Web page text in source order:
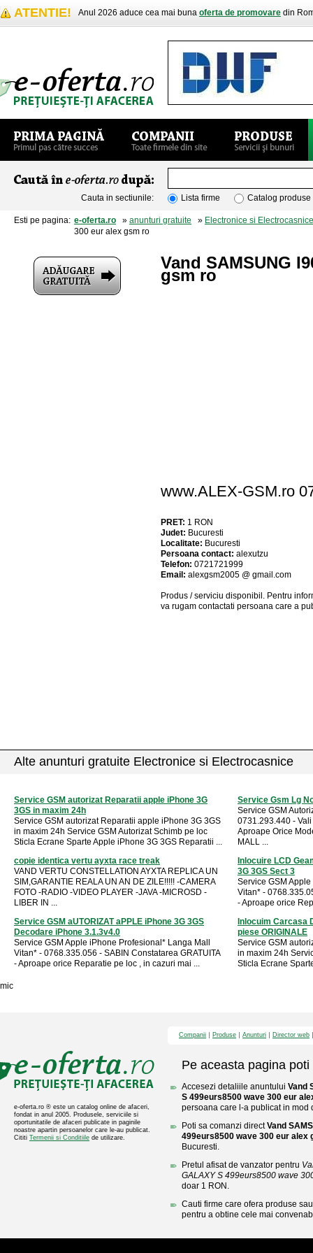
ATENTIE! Anul 2026 aduce cea mai buna oferta de promovare din
Cauta in sectiunile: Lista firme Catalog produse
Esti pe pagina: e-oferta.ro » anunturi gratuite » Electronice si Electrocasnice
300 eur alex gsm ro
Vand SAMSUNG
gsm ro
www.ALEX-GSM.ro
PRET: 1 RON
Judet: Bucuresti
Localitate: Bucuresti
Persoana contact: alexutzu
Telefon: 0721721999
Email: alexgsm2005 @ gmail.com
Produs / serviciu disponibil . Pentru
va rugam contactati persoana care a
Alte anunturi gratuite Electronice si Electrocasnice
Service GSM autorizat Reparatii apple iPhone 3G
3GS in maxim 24h
Service GSM autorizat Reparatii apple iPhone 3G 3GS
in maxim 24h Service GSM Autorizat Schimb pe loc
Sticla Ecrane Sparte Apple iPhone 3G 3GS Reparatii ...
Service Gsm Lg
Service GSM
0731.293.440 -
Aproape Orice
MALL ...
copie identica vertu ayxta race treak
VAND VERTU CONSTELLATION AYXTA REPLICA UN
SIM,GARANTIE REALA UN AN DE ZILE!!!!! -CAMERA
FOTO -RADIO -VIDEO PLAYER -JAVA -MICROSD -
LIBER IN ...
Inlocuire LCD
3G 3GS Sect 3
Service GSM
Vitan* -
- Aproape orice
Service GSM aUTORIZAT aPPLE iPhone 3G 3GS
Decodare iPhone 3.1.3v4.0
Service GSM Apple iPhone Profesional* Langa Mall
Vitan* - 0768.335.056 - SABIN Constatarea GRATUITA
- Aproape orice Reparatie pe loc , in cazuri mai ...
Inlocuim Carcasa
piese ORIGINALE
Service GSM
in maxim 24h
Sticla Ecrane
mic
e-oferta.ro ® este un catalog online de afaceri,
fondat in anul 2005. Produsele, serviciile si
oportunitatile de afaceri publicate in paginile
noastre apartin persoanelor care le-au publicat.
Cititi Termenii si Conditiile de utilizare.
Companii Produse Anunturi Director web
Pe aceasta pagina poti
Accesezi detaliile anuntului Vand
S 499eurs8500 wave 300 eur
persoana care l-a publicat in mod
Poti sa comanzi directVand
499eurs8500 wave 300 eur alex
Bucuresti.
Pretul afisat de vanzator pentru
GALAXY S 499eurs8500 wave
doar 1 RON.
Cauti firme care ofera produse
pentru a obtine cele mai